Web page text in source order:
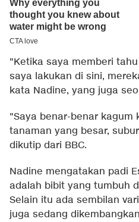
"Ketika saya memberi
saya lakukan di sini,
kata Nadine, yang juga
"Saya benar-benar kagum
tanaman yang besar,
dikutip dari BBC.
Nadine mengatakan padi
adalah bibit yang tumbuh
Selain itu ada sembilan
juga sedang